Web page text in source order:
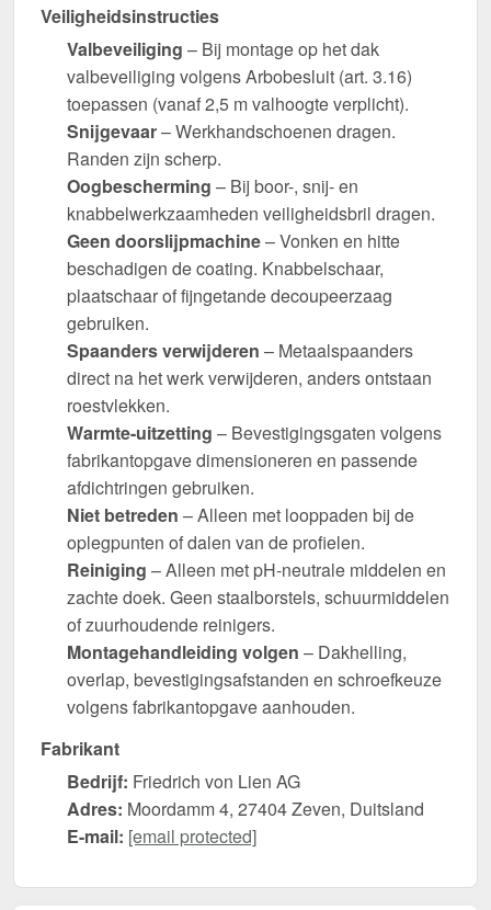
Veiligheidsinstructies
Valbeveiliging – Bij montage op het dak
valbeveiliging volgens Arbobesluit (art. 3.16)
toepassen (vanaf 2,5 m valhoogte verplicht).
Snijgevaar– Werkhandschoenen dragen.
Randen zijn scherp.
Oogbescherming – Bij boor-, snij- en
knabbelwerkzaamheden veiligheidsbril dragen.
Geen doorslijpmachine– Vonken en hitte
beschadigen de coating. Knabbelschaar,
plaatschaar of fijngetande decoupeerzaag
gebruiken.
Spaanders verwijderen – Metaalspaanders
direct na het werk verwijderen, anders ontstaan
roestvlekken.
Warmte-uitzetting – Bevestigingsgaten volgens
fabrikantopgave dimensioneren en passende
afdichtringen gebruiken.
Niet betreden – Alleen met looppaden bij de
oplegpunten of dalen van de profielen.
Reiniging – Alleen met pH-neutrale middelen en
zachte doek. Geen staalborstels, schuurmiddelen
of zuurhoudende reinigers.
Montagehandleiding volgen – Dakhelling,
overlap, bevestigingsafstanden en schroefkeuze
volgens fabrikantopgave aanhouden.
Fabrikant
Bedrijf: Friedrich von Lien AG
Adres: Moordamm 4, 27404 Zeven, Duitsland
E-mail: [email protected]